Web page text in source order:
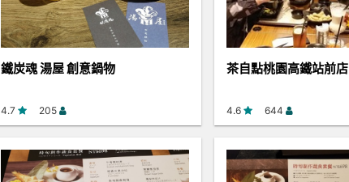
鐵炭魂 湯屋 創意鍋物
4.7 205
茶自點桃園高鐵站前店
4.6 644